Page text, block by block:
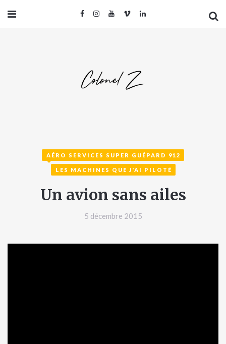
AÉRO SERVICES SUPER GUÉPARD 912
LES MACHINES QUE J'AI PILOTÉ
Un avion sans ailes
5 décembre 2015